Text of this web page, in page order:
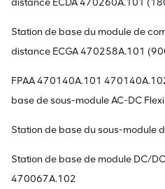
Station de base du module de
distance ECGA 470258A.101
FPAA 470140A.101
base de sous-module AC-DC
Station de base du sous-module
Station de base de module DC/
470067A.102